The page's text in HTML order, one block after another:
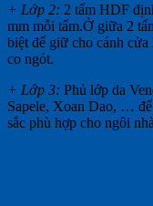
+ Lớp 2: 2 tấm HDF
mm mỗi tấm.Ở giữa 2
biệt để giữ cho cánh
co ngót.
+ Lớp 3: Phủ lớp da
Sapele, Xoan Dao, …
sắc phù hợp cho ngôi